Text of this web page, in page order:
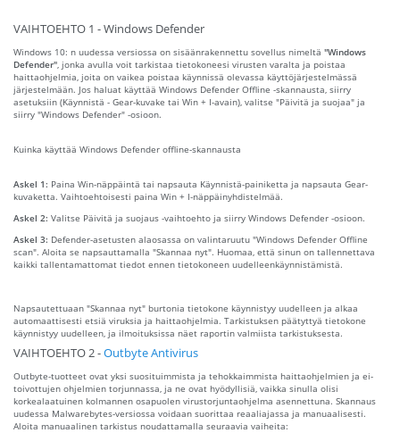
VAIHTOEHTO 1 - Windows Defender
Windows 10: n uudessa versiossa on sisäänrakennettu sovellus nimeltä "Windows
Defender" , jonka avulla voit tarkistaa tietokoneesi virusten varalta ja poistaa
haittaohjelmia, joita on vaikea poistaa käynnissä olevassa käyttöjärjestelmässä
järjestelmään. Jos haluat käyttää Windows Defender Offline -skannausta, siirry
asetuksiin (Käynnistä - Gear-kuvake tai Win + I-avain), valitse "Päivitä ja suojaa" ja
siirry "Windows Defender" -osioon.
Kuinka käyttää Windows Defender offline-skannausta
Askel 1: Paina Win-näppäintä tai napsauta Käynnistä-painiketta ja napsauta Gear-
kuvaketta. Vaihtoehtoisesti paina Win + I-näppäinyhdistelmää.
Askel 2: Valitse Päivitä ja suojaus -vaihtoehto ja siirry Windows Defender -osioon.
Askel 3: Defender-asetusten alaosassa on valintaruutu "Windows Defender Offline
scan". Aloita se napsauttamalla "Skannaa nyt". Huomaa, että sinun on tallennettava
kaikki tallentamattomat tiedot ennen tietokoneen uudelleenkäynnistämistä.
Napsautettuaan "Skannaa nyt" burtonia tietokone käynnistyy uudelleen ja alkaa
automaattisesti etsiä viruksia ja haittaohjelmia. Tarkistuksen päätyttyä tietokone
käynnistyy uudelleen, ja ilmoituksissa näet raportin valmiista tarkistuksesta.
VAIHTOEHTO 2 -Outbyte Antivirus
Outbyte-tuotteet ovat yksi suosituimmista ja tehokkaimmista haittaohjelmien ja ei-
toivottujen ohjelmien torjunnassa, ja ne ovat hyödyllisiä, vaikka sinulla olisi
korkealaatuinen kolmannen osapuolen virustorjuntaohjelma asennettuna. Skannaus
uudessa Malwarebytes-versiossa voidaan suorittaa reaaliajassa ja manuaalisesti.
Aloita manuaalinen tarkistus noudattamalla seuraavia vaiheita: